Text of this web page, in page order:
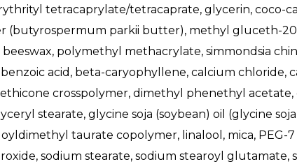
tetracaprylate/tetracaprate, glycerin, coco-
(butyrospermum parkii butter), methyl gluceth-
polymethyl methacrylate, simmondsia
acid, beta-caryophyllene, calcium chloride,
crosspolymer, dimethyl phenethyl acetate,
stearate, glycine soja (soybean) oil (glycine
taurate copolymer, linalool, mica, PEG-
sodium stearate, sodium stearoyl glutamate,